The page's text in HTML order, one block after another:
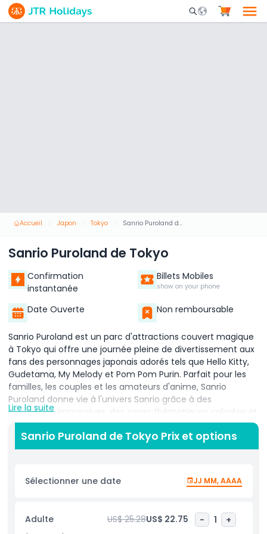
Mobile Search
Accueil Japon Tokyo Sanrio Puroland de Tokyo
Sanrio Puroland de Tokyo
Confirmation
instantanée
Billets Mobiles
show on your phone
Date Ouverte Non remboursable
Sanrio Puroland est un parc d'attractions couvert magique
à Tokyo qui offre une journée pleine de divertissement aux
fans des personnages japonais adorés tels que Hello Kitty,
Gudetama, My Melody et Pom Pom Purin. Parfait pour les
familles, les couples et les amateurs d'anime, Sanrio
Puroland donne vie à l'univers Sanrio grâce à des
attractions immersives, des zones thématiques colorées et
des expériences interactives. Avec vos billets pour Sanrio
Puroland, vous pouvez profiter d'une charmante
promenade en bateau à travers les demeures fantaisistes
Keroppi et la grotte de Badtz Maru. Explorez la maison
magnifiquement décorée de Hello Kitty, prenez des photos
spectacles vivants mettant en vedette les favoris des fans.
Des zones thématiques telles que l'usine de bonbons,
Lire la suite
Sanrio Puroland de Tokyo Prix et options
Sélectionner une date JJ MM, AAAA
Adulte US$ 25.28US$ 22.75 - 1 +